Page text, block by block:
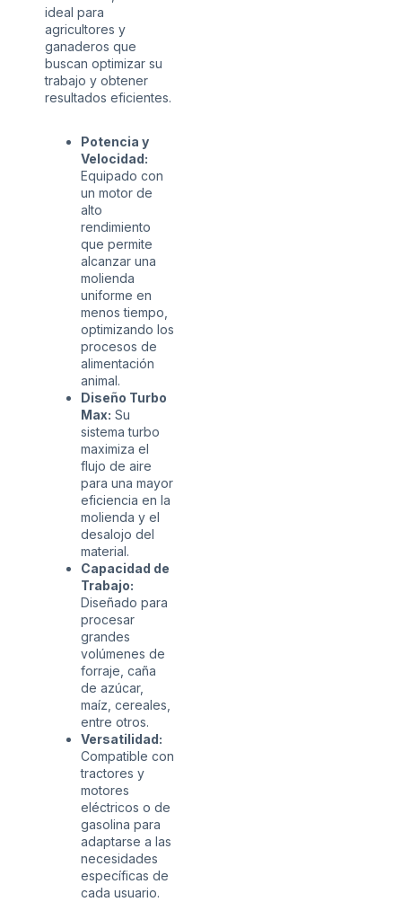
ideal para
agricultores y
ganaderos que
buscan optimizar su
trabajo y obtener
resultados eficientes.
Potencia y
Velocidad:
Equipado con
un motor de
alto
rendimiento
que permite
alcanzar una
molienda
uniforme en
menos tiempo,
optimizando los
procesos de
alimentación
animal.
Diseño Turbo
Max: Su
sistema turbo
maximiza el
flujo de aire
para una mayor
eficiencia en la
molienda y el
desalojo del
material.
Capacidad de
Trabajo:
Diseñado para
procesar
grandes
volúmenes de
forraje, caña
de azúcar,
maíz, cereales,
entre otros.
Versatilidad:
Compatible con
tractores y
motores
eléctricos o de
gasolina para
adaptarse a las
necesidades
específicas de
cada usuario.